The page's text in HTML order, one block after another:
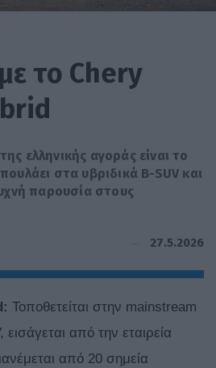
το Chery
ελληνικής αγοράς είναι το
στα υβριδικά B-SUV και
παρουσία στους
27.5.2026
: Τοποθετείται στην mainstream
από την εταιρεία
από 20 σημεία